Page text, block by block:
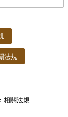
法規
相關法規